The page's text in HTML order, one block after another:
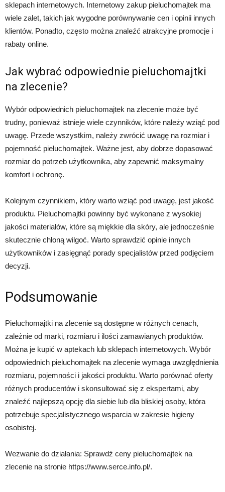
sklepach internetowych. Internetowy zakup pieluchomajtek ma
wiele zalet, takich jak wygodne porównywanie cen i opinii innych
klientów. Ponadto, często można znaleźć atrakcyjne promocje i
rabaty online.
Jak wybrać odpowiednie pieluchomajtki
na zlecenie?
Wybór odpowiednich pieluchomajtek na zlecenie może być
trudny, ponieważ istnieje wiele czynników, które należy wziąć pod
uwagę. Przede wszystkim, należy zwrócić uwagę na rozmiar i
pojemność pieluchomajtek. Ważne jest, aby dobrze dopasować
rozmiar do potrzeb użytkownika, aby zapewnić maksymalny
komfort i ochronę.
Kolejnym czynnikiem, który warto wziąć pod uwagę, jest jakość
produktu. Pieluchomajtki powinny być wykonane z wysokiej
jakości materiałów, które są miękkie dla skóry, ale jednocześnie
skutecznie chłoną wilgoć. Warto sprawdzić opinie innych
użytkowników i zasięgnąć porady specjalistów przed podjęciem
decyzji.
Podsumowanie
Pieluchomajtki na zlecenie są dostępne w różnych cenach,
zależnie od marki, rozmiaru i ilości zamawianych produktów.
Można je kupić w aptekach lub sklepach internetowych. Wybór
odpowiednich pieluchomajtek na zlecenie wymaga uwzględnienia
rozmiaru, pojemności i jakości produktu. Warto porównać oferty
różnych producentów i skonsultować się z ekspertami, aby
znaleźć najlepszą opcję dla siebie lub dla bliskiej osoby, która
potrzebuje specjalistycznego wsparcia w zakresie higieny
osobistej.
Wezwanie do działania: Sprawdź ceny pieluchomajtek na
zlecenie na stronie https://www.serce.info.pl/.